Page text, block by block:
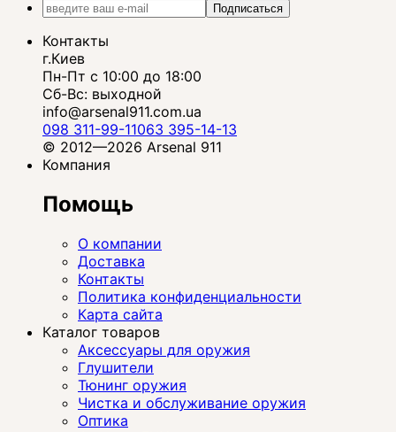
Подписаться
Контакты
г.Киев
Пн-Пт с 10:00 до 18:00
Сб-Вс: выходной
info@arsenal911.com.ua
098 311-99-11063 395-14-13
© 2012—2026 Arsenal 911
Компания
Помощь
О компании
Доставка
Контакты
Политика конфиденциальности
Карта сайта
Каталог товаров
Аксессуары для оружия
Глушители
Тюнинг оружия
Чистка и обслуживание оружия
Оптика